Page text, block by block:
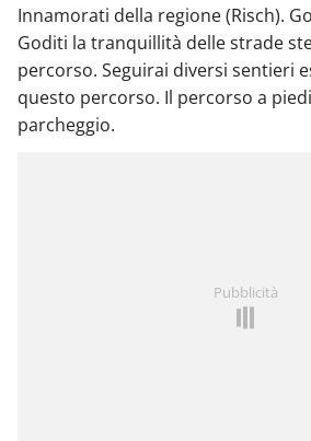
Innamorati della regione (Risch).
Goditi la tranquillità delle strade
percorso. Seguirai diversi sentieri
questo percorso. Il percorso a
parcheggio.
Pubblicità